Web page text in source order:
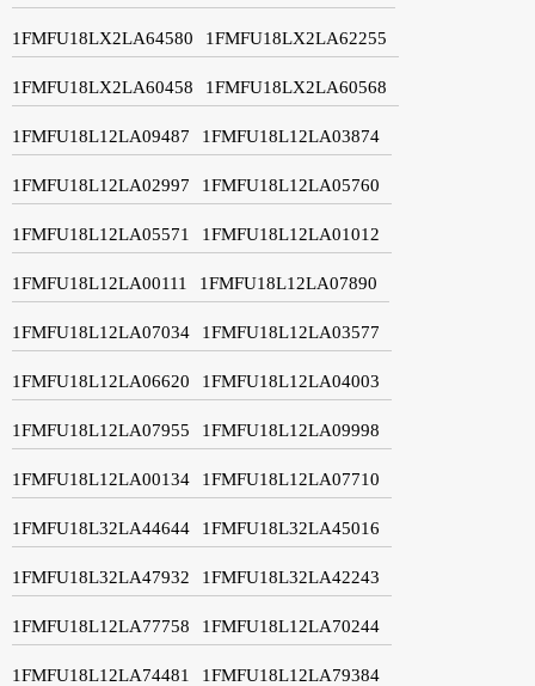
1FMFU18LX2LA64580 1FMFU18LX2LA62255
1FMFU18LX2LA60458 1FMFU18LX2LA60568
1FMFU18L12LA09487 1FMFU18L12LA03874
1FMFU18L12LA02997 1FMFU18L12LA05760
1FMFU18L12LA05571 1FMFU18L12LA01012
1FMFU18L12LA00111 1FMFU18L12LA07890
1FMFU18L12LA07034 1FMFU18L12LA03577
1FMFU18L12LA06620 1FMFU18L12LA04003
1FMFU18L12LA07955 1FMFU18L12LA09998
1FMFU18L12LA00134 1FMFU18L12LA07710
1FMFU18L32LA44644 1FMFU18L32LA45016
1FMFU18L32LA47932 1FMFU18L32LA42243
1FMFU18L12LA77758 1FMFU18L12LA70244
1FMFU18L12LA74481 1FMFU18L12LA79384